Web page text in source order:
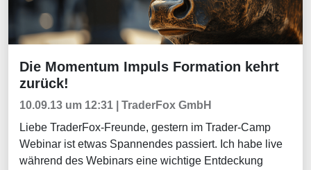
Aktuelles
Die Momentum Impuls Formation kehrt
zurück!
10.09.13 um 12:31 | TraderFox GmbH
Liebe TraderFox-Freunde, gestern im Trader-Camp
Webinar ist etwas Spannendes passiert. Ich habe live
während des Webinars eine wichtige Entdeckung